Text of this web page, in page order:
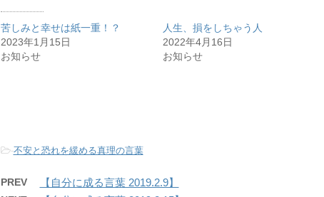
苦しみと幸せは紙一重！？
2023年1月15日
お知らせ
人生、損をしちゃう人
2022年4月16日
お知らせ
-不安と恐れを緩める真理の言葉
PREV 【自分に成る言葉 2019.2.9】